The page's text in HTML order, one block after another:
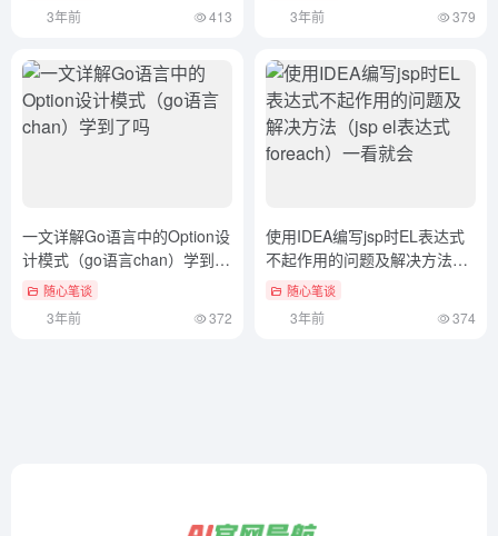
3年前 413 3年前 379
一文详解Go语言中的Option设
计模式（go语言chan）学到了
吗 随心笔谈
3年前 372
使用IDEA编写jsp时EL表达式
不起作用的问题及解决方法
（jsp el表达式foreach）一看
随心笔谈
3年前 374